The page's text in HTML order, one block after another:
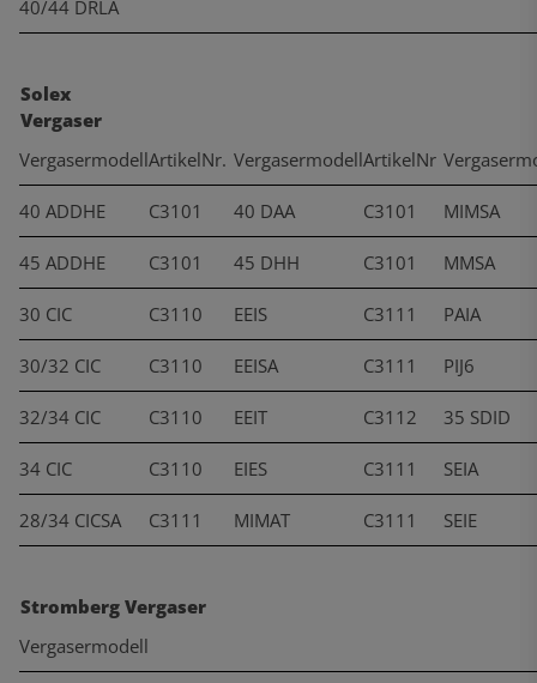
40/44 DRLA
Solex
Vergaser
VergasermodellArtikelNr. VergasermodellArtikelNr
40 ADDHE C3101 40 DAA C3101 MIMSA
45 ADDHE C3101 45 DHH C3101 MMSA
30 CIC C3110 EEIS C3111 PAIA
30/32 CIC C3110 EEISA C3111 PIJ6
32/34 CIC C3110 EEIT C3112 35 SDID
34 CIC C3110 EIES C3111 SEIA
28/34 CICSA C3111 MIMAT C3111 SEIE
Stromberg Vergaser
Vergasermodell